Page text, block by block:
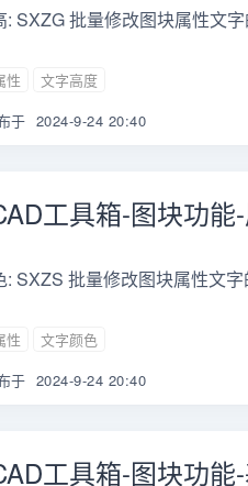
: SXZG 批量修改图块属性文
性
文字高度
于 2024-9-24 20:40
工具箱-图块功能
: SXZS 批量修改图块属性文
性
文字颜色
于 2024-9-24 20:40
工具箱-图块功能